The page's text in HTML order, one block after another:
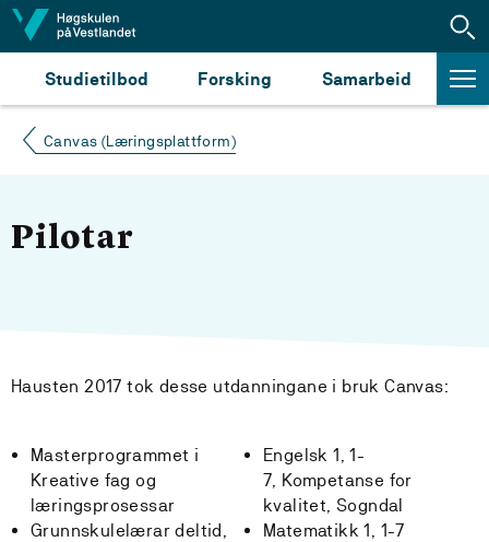
Hopp til innhald
Studietilbod Forsking Samarbeid
Canvas (Læringsplattform)
Pilotar
Hausten 2017 tok desse utdanningane i bruk Canvas:
Masterprogrammet i
Kreative fag og
læringsprosessar
Grunnskulelærar deltid,
Engelsk 1, 1-
7, Kompetanse for
kvalitet, Sogndal
Matematikk 1, 1-7